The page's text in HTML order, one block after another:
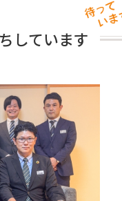
しています